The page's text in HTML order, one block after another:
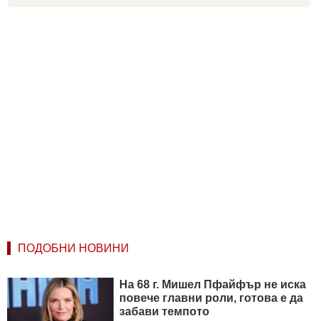
ПОДОБНИ НОВИНИ
На 68 г. Мишел Пфайфър не иска
повече главни роли, готова е да
забави темпото